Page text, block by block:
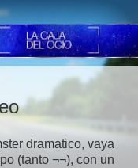
dramatico, vaya
(tanto ¬¬), con un